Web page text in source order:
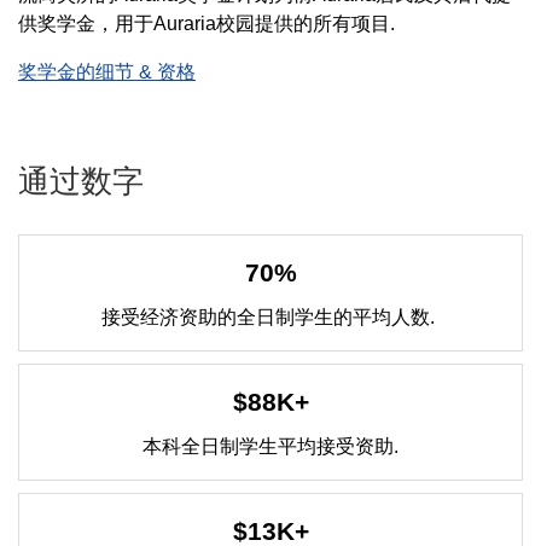
供奖学金，用于Auraria校园提供的所有项目.
奖学金的细节 & 资格
通过数字
70%
接受经济资助的全日制学生的平均人数.
$88K+
本科全日制学生平均接受资助.
$13K+